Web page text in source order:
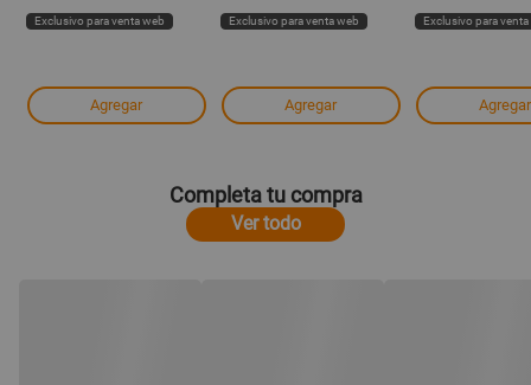
Exclusivo para venta web
Agregar
Exclusivo para venta web
Agregar
Exclusivo para
Agregar
Completa tu compra
Ver todo